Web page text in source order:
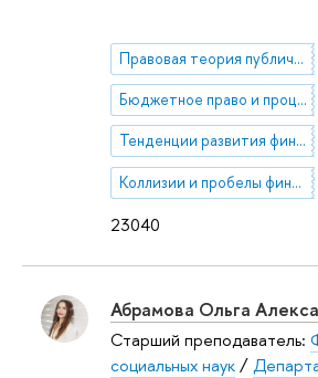
23040
Правовая теория публичных финансов
Бюджетное право и процесс
Тенденции развития финансового законодательства
Коллизии и пробелы финансового законодательства
Абрамова Ольга
Старший преподаватель:
социальных наук/